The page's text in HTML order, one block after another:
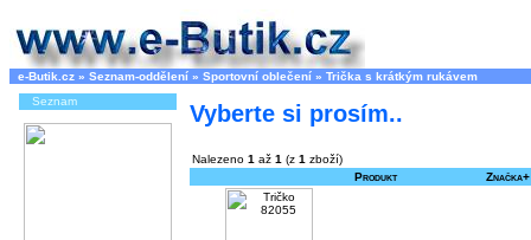
e-Butik.cz » Seznam-oddělení » Sportovní oblečení » Trička s krátkým rukávem
Seznam
Vyberte si prosím..
Nalezeno 1 až 1 (z 1 zboží)
Produkt
Značka+